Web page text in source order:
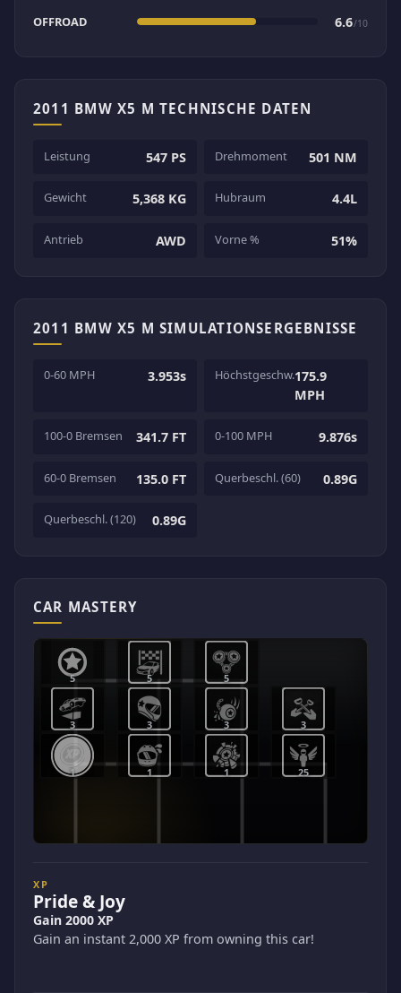
OFFROAD 6.6/10
2011 BMW X5 M TECHNISCHE DATEN
Leistung 547 PS Drehmoment 501 NM
Gewicht 5,368 KG Hubraum 4.4L
Antrieb AWD Vorne % 51%
2011 BMW X5 M SIMULATIONSERGEBNISSE
0-60 MPH 3.953s Höchstgeschw.175.9
MPH
100-0 Bremsen 341.7 FT 0-100 MPH 9.876s
60-0 Bremsen 135.0 FT Querbeschl. (60) 0.89G
Querbeschl. (120) 0.89G
CAR MASTERY
1 1 1 25
3 3 3 3
5 5 5
XP
Pride & Joy
Gain 2000 XP
Gain an instant 2,000 XP from owning this car!